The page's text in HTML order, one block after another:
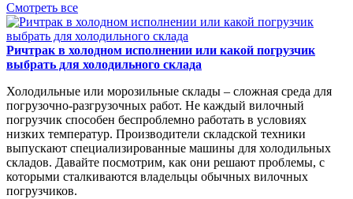
Смотреть все
Ричтрак в холодном исполнении или какой погрузчик
выбрать для холодильного склада
Холодильные или морозильные склады – сложная среда для
погрузочно-разгрузочных работ. Не каждый вилочный
погрузчик способен беспроблемно работать в условиях
низких температур. Производители складской техники
выпускают специализированные машины для холодильных
складов. Давайте посмотрим, как они решают проблемы, с
которыми сталкиваются владельцы обычных вилочных
погрузчиков.